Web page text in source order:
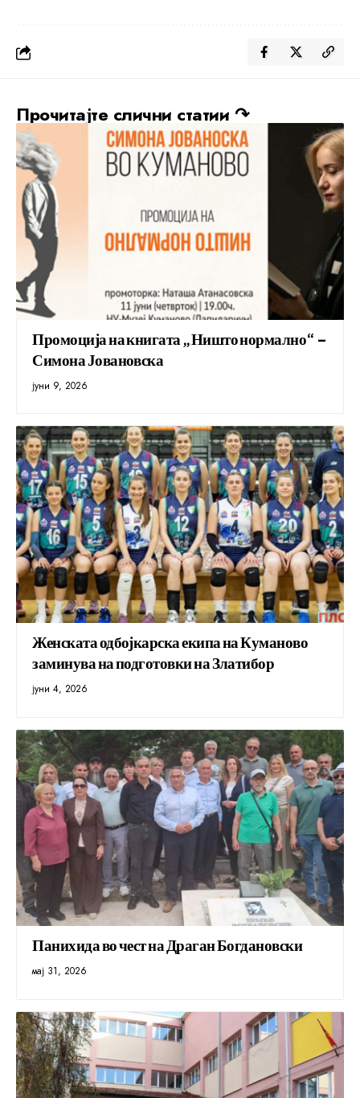
Прочитајте слични статии ↷
Промоција на книгата „Ништо нормално“ –
Симона Јовановска
јуни 9, 2026
Женската одбојкарска екипа на Куманово
заминува на подготовки на Златибор
јуни 4, 2026
Панихида во чест на Драган Богдановски
мај 31, 2026